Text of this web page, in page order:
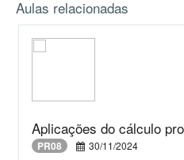
Aulas relacionadas
Aplicações do cálculo
PR08 30/11/2024